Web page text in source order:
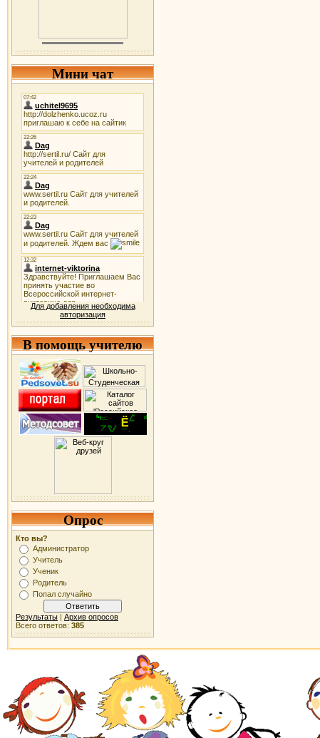
Мини чат
Для добавления необходима
авторизация
В помощь учителю
Опрос
Кто вы?
Администратор
Учитель
Ученик
Родитель
Попал случайно
Результаты | Архив опросов
Всего ответов: 385